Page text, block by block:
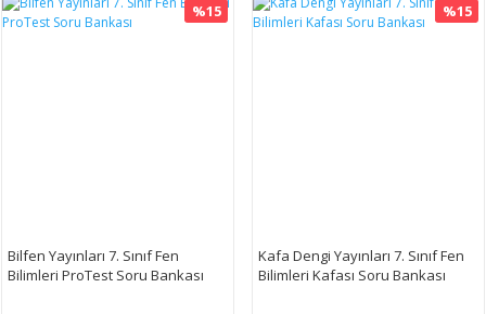
%15
Bilfen Yayınları 7. Sınıf Fen
Bilimleri ProTest Soru Bankası
%15
Kafa Dengi Yayınları 7. Sınıf Fen
Bilimleri Kafası Soru Bankası